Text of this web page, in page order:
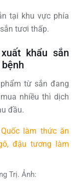
tại khu vực phía
tươi thấp.
khẩu sắn
từ sắn đang
nhiều thì dịch
đầu.
Trị. Ảnh: